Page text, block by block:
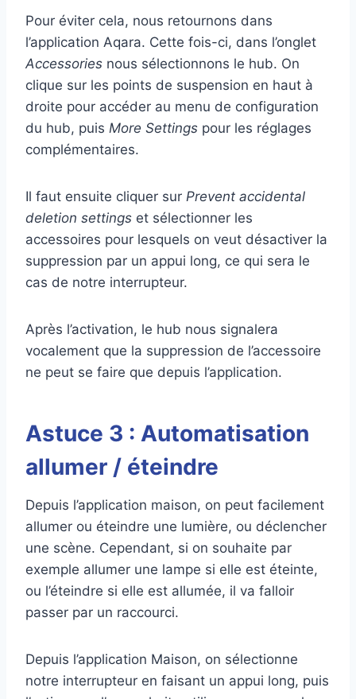
Pour éviter cela, nous retournons dans
l’application Aqara. Cette fois-ci, dans l’onglet
Accessories nous sélectionnons le hub. On
clique sur les points de suspension en haut à
droite pour accéder au menu de configuration
du hub, puis More Settings pour les réglages
complémentaires.
Il faut ensuite cliquer sur Prevent accidental
deletion settings et sélectionner les
accessoires pour lesquels on veut désactiver la
suppression par un appui long, ce qui sera le
cas de notre interrupteur.
Après l’activation, le hub nous signalera
vocalement que la suppression de l’accessoire
ne peut se faire que depuis l’application.
Astuce 3 : Automatisation
allumer / éteindre
Depuis l’application maison, on peut facilement
allumer ou éteindre une lumière, ou déclencher
une scène. Cependant, si on souhaite par
exemple allumer une lampe si elle est éteinte,
ou l’éteindre si elle est allumée, il va falloir
passer par un raccourci.
Depuis l’application Maison, on sélectionne
notre interrupteur en faisant un appui long, puis